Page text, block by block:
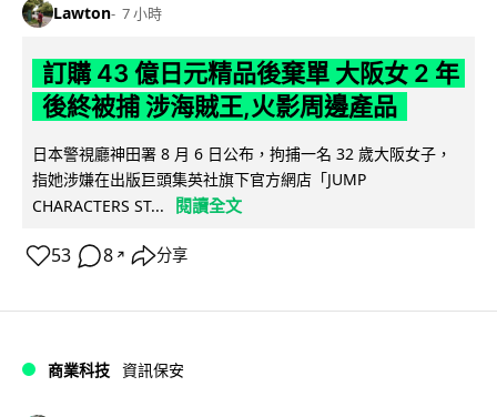
Lawton 7 小時
訂購 43 億日元精品後棄單 大阪女 2 年
後終被捕 涉海賊王,火影周邊產品
日本警視廳神田署 8 月 6 日公布，拘捕一名 32 歲大阪女子，
指她涉嫌在出版巨頭集英社旗下官方網店「JUMP
CHARACTERS ST...
閱讀全文
53 8 ↗ 分享
商業科技 資訊保安